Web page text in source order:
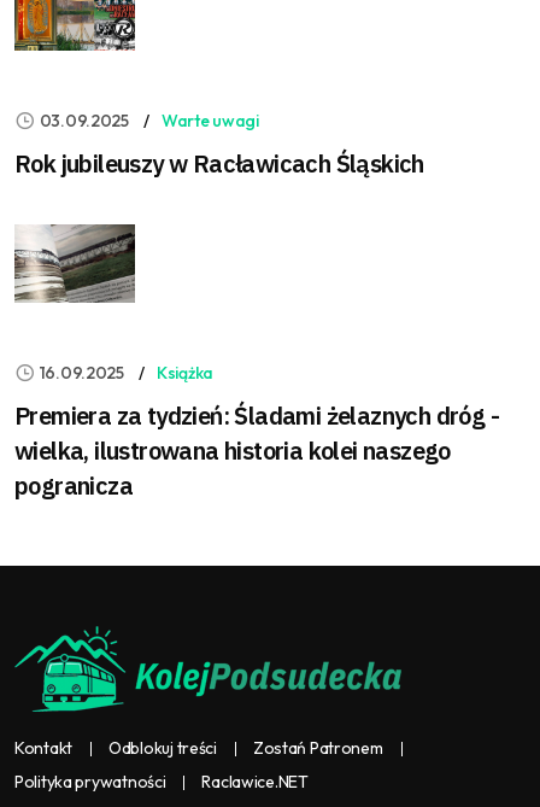
03.09.2025 Warte uwagi
Rok jubileuszy w Racławicach Śląskich
16.09.2025 Książka
Premiera za tydzień: Śladami żelaznych dróg -
wielka, ilustrowana historia kolei naszego
pogranicza
Kontakt Odblokuj treści
Zostań Patronem
Polityka prywatności
Raclawice.NET